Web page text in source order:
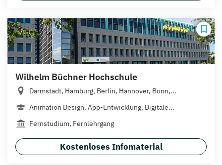
Wilhelm Büchner Hochschule
Darmstadt, Hamburg, Berlin, Hannover, Bonn,...
Animation Design, App-Entwicklung, Digitale...
Fernstudium, Fernlehrgang
Kostenloses Infomaterial